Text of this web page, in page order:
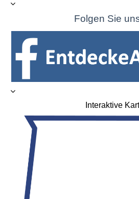
Folgen Sie
Interaktive